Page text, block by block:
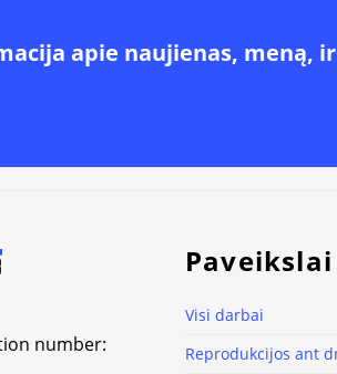
apie naujienas, meną,
number:
Paveikslai
Visi darbai
Reprodukcijos ant